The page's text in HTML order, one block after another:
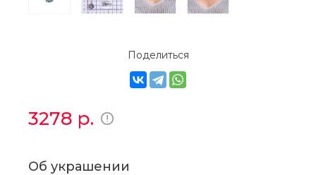
Поделиться
3278 р.
Об украшении